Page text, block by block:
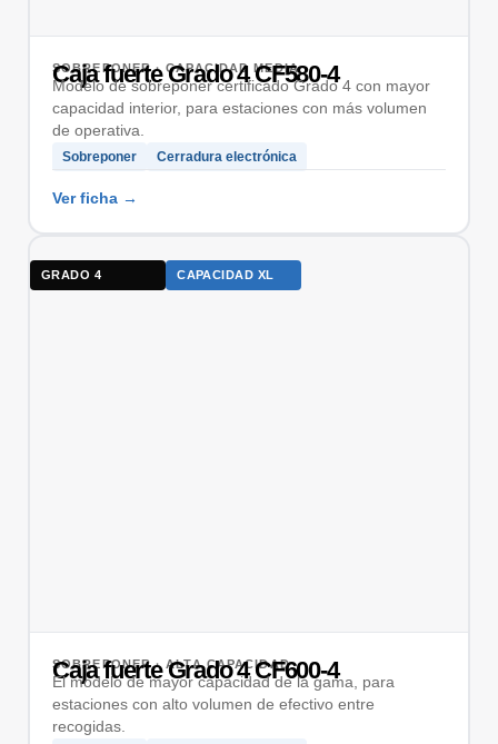
SOBREPONER · CAPACIDAD MEDIA
Caja fuerte Grado 4 CF580-4
Modelo de sobreponer certificado Grado 4 con mayor
capacidad interior, para estaciones con más volumen
de operativa.
Sobreponer Cerradura electrónica
GRADO 4 CAPACIDAD XL
SOBREPONER · ALTA CAPACIDAD
Caja fuerte Grado 4 CF600-4
El modelo de mayor capacidad de la gama, para
estaciones con alto volumen de efectivo entre
recogidas.